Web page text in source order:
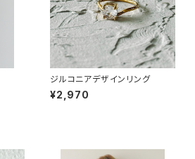
ジルコニアデザインリング
¥2,970